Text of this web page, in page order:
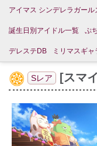
アイマス シンデレラガー
誕生日別アイドル一覧 ぷ
デレステDB ミリマスギャ
Sレア [スマ